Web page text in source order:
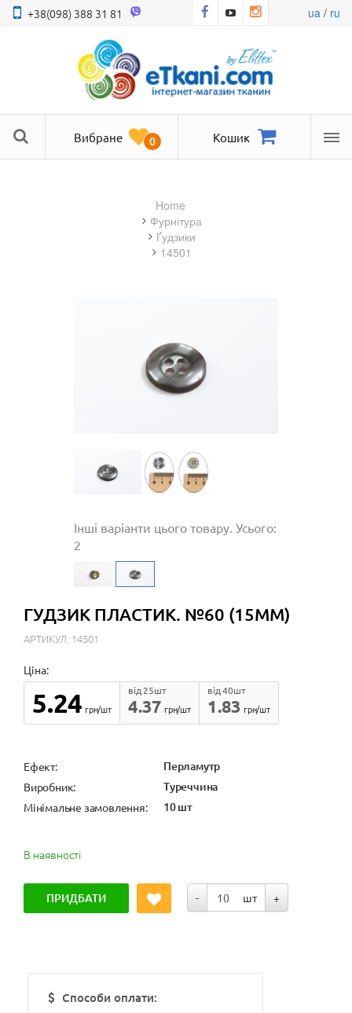
+38(098) 388 31 81 ua/ ru
Вибране 0 Кошик
Home
фурнітура
Ґудзики
14501
Інші варіанти цього товару. Усього:
2
ГУДЗИК ПЛАСТИК. №60 (15ММ)
АРТИКУЛ: 14501
Ціна:
5.24 грн/шт 4.37
від 25шт
грн/шт
1.83
від 40шт
грн/шт
Ефект: Перламутр
Виробник: Туреччина
Мінімальне замовлення: 10 шт
В наявності
ПРИДБАТИ - шт +
Способи оплати: